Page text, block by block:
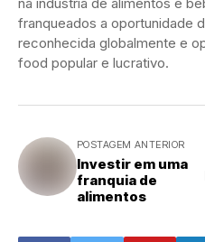
franqueados a oportunidade
reconhecida globalmente e
food popular e lucrativo.
POSTAGEM ANTERIOR
Investir em uma
franquia de
alimentos